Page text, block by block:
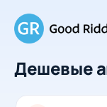
Дешевые